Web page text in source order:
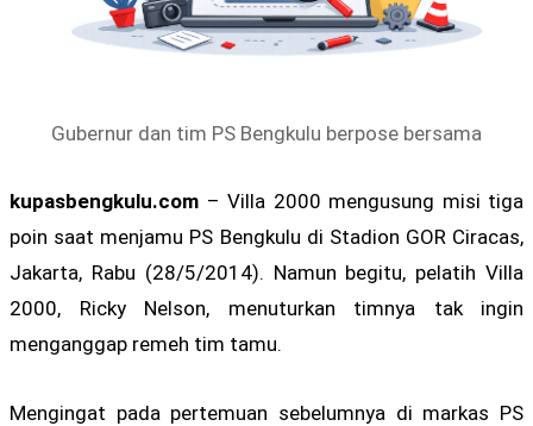
Gubernur dan tim PS Bengkulu berpose bersama
kupasbengkulu.com – Villa 2000 mengusung misi tiga
poin saat menjamu PS Bengkulu di Stadion GOR Ciracas,
Jakarta, Rabu (28/5/2014). Namun begitu, pelatih Villa
2000, Ricky Nelson, menuturkan timnya tak ingin
menganggap remeh tim tamu.
Mengingat pada pertemuan sebelumnya di markas PS